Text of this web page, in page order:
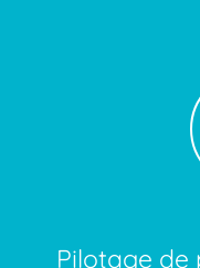
Pilotage de